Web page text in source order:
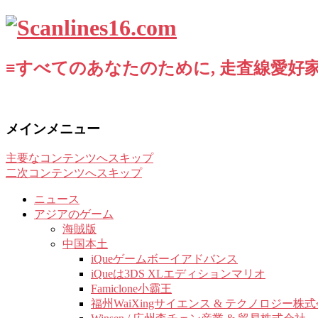
≡すべてのあなたのために, 走査線愛好
メインメニュー
主要なコンテンツへスキップ
二次コンテンツへスキップ
ニュース
アジアのゲーム
海賊版
中国本土
iQueゲームボーイアドバンス
iQueは3DS XLエディションマリオ
Famiclone小霸王
福州WaiXingサイエンス & テクノロジー株